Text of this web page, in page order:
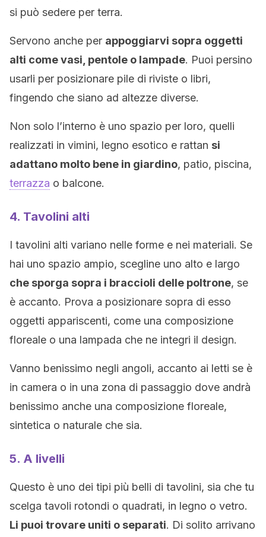
si può sedere per terra.
Servono anche per appoggiarvi sopra oggetti
alti come vasi, pentole o lampade. Puoi persino
usarli per posizionare pile di riviste o libri,
fingendo che siano ad altezze diverse.
Non solo l’interno è uno spazio per loro, quelli
realizzati in vimini, legno esotico e rattan si
adattano molto bene in giardino, patio, piscina,
terrazza o balcone.
4. Tavolini alti
I tavolini alti variano nelle forme e nei materiali. Se
hai uno spazio ampio, scegline uno alto e largo
che sporga sopra i braccioli delle poltrone, se
è accanto. Prova a posizionare sopra di esso
oggetti appariscenti, come una composizione
floreale o una lampada che ne integri il design.
Vanno benissimo negli angoli, accanto ai letti se è
in camera o in una zona di passaggio dove andrà
benissimo anche una composizione floreale,
sintetica o naturale che sia.
5. A livelli
Questo è uno dei tipi più belli di tavolini, sia che tu
scelga tavoli rotondi o quadrati, in legno o vetro.
Li puoi trovare uniti o separati. Di solito arrivano